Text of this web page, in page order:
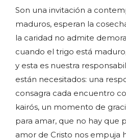
Son una invitación a
maduros, esperan la
la caridad no admite
cuando el trigo está
y esta es nuestra
están necesitados: una
consagra cada encuentro
kairós, un momento de
para amar, que no hay que
amor de Cristo nos empuja